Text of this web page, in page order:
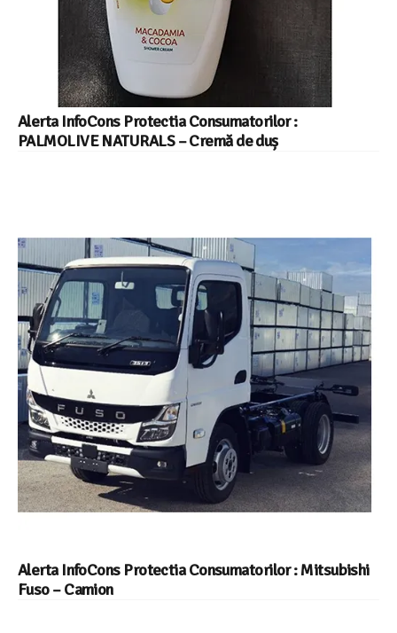
Alerta InfoCons Protectia Consumatorilor :
PALMOLIVE NATURALS – Cremă de duș
Alerta InfoCons Protectia Consumatorilor : Mitsubishi
Fuso – Camion